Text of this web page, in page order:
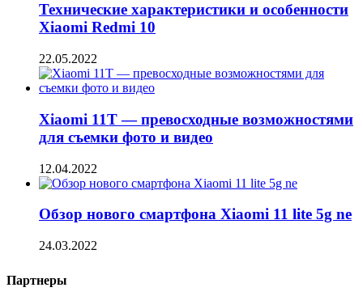
Технические характеристики и особенности
Xiaomi Redmi 10
22.05.2022
Xiaomi 11T — превосходные возможностями
для съемки фото и видео
12.04.2022
Обзор нового смартфона Xiaomi 11 lite 5g ne
24.03.2022
Партнеры